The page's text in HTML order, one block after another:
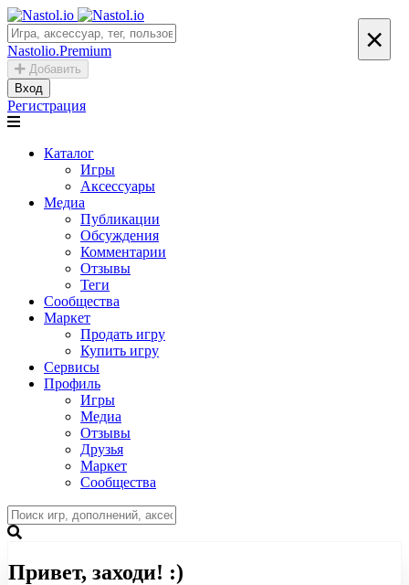
Nastolio.Premium
Добавить
Вход
Регистрация
Каталог
Игры
Аксессуары
Медиа
Публикации
Обсуждения
Комментарии
Отзывы
Теги
Сообщества
Маркет
Продать игру
Купить игру
Сервисы
Профиль
Игры
Медиа
Отзывы
Друзья
Маркет
Сообщества
×
Привет, заходи! :)